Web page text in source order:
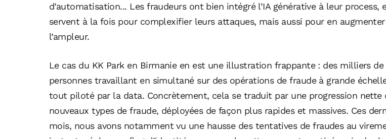
d’automatisation... Les fraudeurs ont bien intégré l’IA générative à leur process,
servent à la fois pour complexifier leurs attaques, mais aussi pour en augmenter
l’ampleur.
Le cas du KK Park en Birmanie en est une illustration frappante : des milliers de
personnes travaillant en simultané sur des opérations de fraude à grande
tout piloté par la data. Concrètement, cela se traduit par une progression nette
nouveaux types de fraude, déployées de façon plus rapides et massives. Ces
mois, nous avons notamment vu une hausse des tentatives de fraudes au